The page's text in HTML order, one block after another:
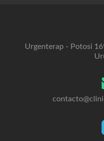
Urgenterap - Potosi